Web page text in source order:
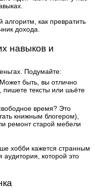
как превратить
дохода.
навыков и
Подумайте:
быть, вы отлично
пишете тексты или шьёте
время? Это
книжным блогером),
ремонт старой мебели
хобби кажется странным
которой это